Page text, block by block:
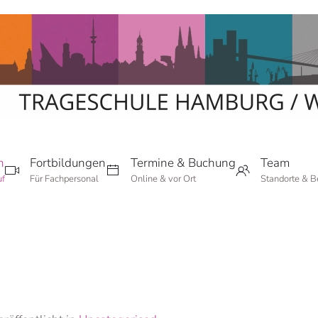
Fortbildungen
Für Fachpersonal
Termine & Buchung
Online & vor Ort
Team
Standorte &